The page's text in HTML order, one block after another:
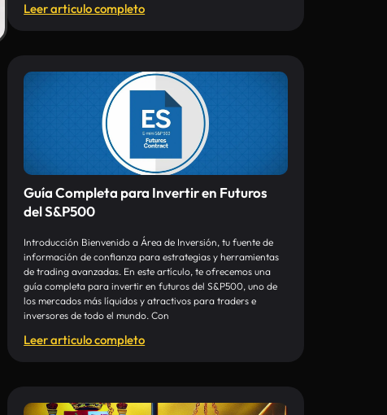
Leer articulo completo
Guía Completa para Invertir en Futuros
del S&P500
Introducción Bienvenido a Área de Inversión, tu fuente de
información de confianza para estrategias y herramientas
de trading avanzadas. En este artículo, te ofrecemos una
guía completa para invertir en futuros del S&P500, uno de
los mercados más líquidos y atractivos para traders e
inversores de todo el mundo. Con
Leer articulo completo